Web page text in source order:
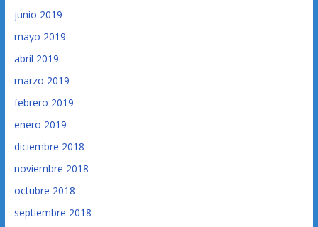
junio 2019
mayo 2019
abril 2019
marzo 2019
febrero 2019
enero 2019
diciembre 2018
noviembre 2018
octubre 2018
septiembre 2018